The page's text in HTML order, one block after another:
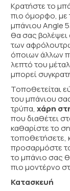
Κρατήστε το
πιο όμορφο, με
μπάνιου Angle
θα σας
των
όποιων άλλων
λεπτό του
μπορεί
Τοποθετείται
του μπάνιου
τρύπα, χάρη
που διαθέτει
καθαρίστε το
τοποθετήσετε,
προσαρμόστε
το μπάνιο σας
πιο μοντέρνο
Κατασκευή